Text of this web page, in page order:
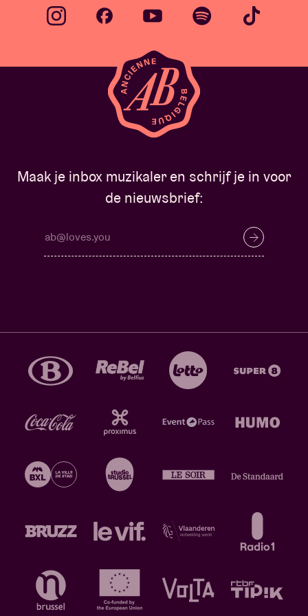
Maak je inbox muzikaler en schrijf je in voor
de nieuwsbrief: